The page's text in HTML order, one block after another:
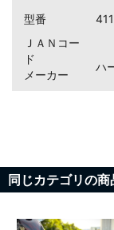
型番
ＪＡＮコー
ド
メーカー
ハ
お買
同じカテゴリの商